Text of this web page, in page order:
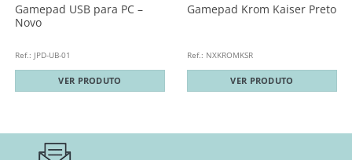
Gamepad USB para PC –
Novo
Ref.: JPD-UB-01
VER PRODUTO
Gamepad Krom Kaiser Preto
Ref.: NXKROMKSR
VER PRODUTO